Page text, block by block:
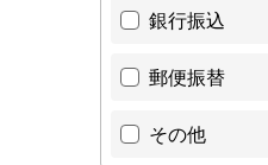
銀行振込
郵便振替
その他